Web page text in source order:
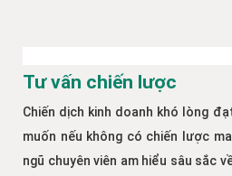
Tư vấn chiến lược
Chiến dịch kinh doanh khó lòng
muốn nếu không có chiến lược
ngũ chuyên viên am hiểu sâu sắc